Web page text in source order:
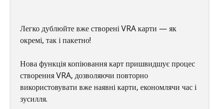
Легко дублюйте вже створені VRA карти — як
окремі, так і пакетно!
Нова функція копіювання карт пришвидшує процес
створення VRA, дозволяючи повторно
використовувати вже наявні карти, економлячи час і
зусилля.